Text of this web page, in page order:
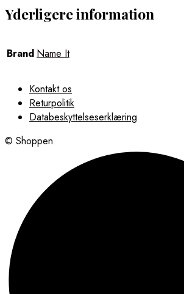
Yderligere information
Brand Name It
Kontakt os
Returpolitik
Databeskyttelseserklæring
© Shoppen